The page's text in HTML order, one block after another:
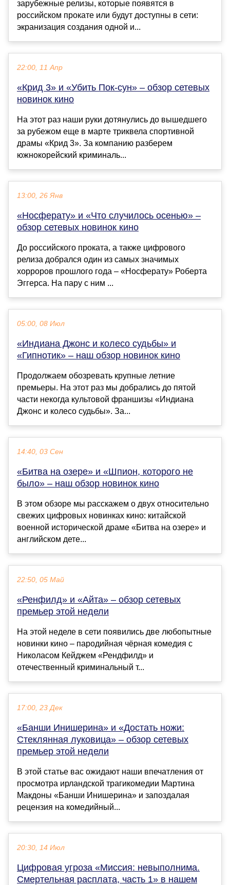
зарубежные релизы, которые появятся в
российском прокате или будут доступны в сети:
экранизация создания одной и...
22:00, 11 Апр
«Крид 3» и «Убить Пок-сун» – обзор сетевых
новинок кино
На этот раз наши руки дотянулись до вышедшего
за рубежом еще в марте триквела спортивной
драмы «Крид 3». За компанию разберем
южнокорейский криминаль...
13:00, 26 Янв
«Носферату» и «Что случилось осенью» –
обзор сетевых новинок кино
До российского проката, а также цифрового
релиза добрался один из самых значимых
хорроров прошлого года – «Носферату» Роберта
Эггерса. На пару с ним ...
05:00, 08 Июл
«Индиана Джонс и колесо судьбы» и
«Гипнотик» – наш обзор новинок кино
Продолжаем обозревать крупные летние
премьеры. На этот раз мы добрались до пятой
части некогда культовой франшизы «Индиана
Джонс и колесо судьбы». За...
14:40, 03 Сен
«Битва на озере» и «Шпион, которого не
было» – наш обзор новинок кино
В этом обзоре мы расскажем о двух относительно
свежих цифровых новинках кино: китайской
военной исторической драме «Битва на озере» и
английском дете...
22:50, 05 Май
«Ренфилд» и «Айта» – обзор сетевых
премьер этой недели
На этой неделе в сети появились две любопытные
новинки кино – пародийная чёрная комедия с
Николасом Кейджем «Рендфилд» и
отечественный криминальный т...
17:00, 23 Дек
«Банши Инишерина» и «Достать ножи:
Стеклянная луковица» – обзор сетевых
премьер этой недели
В этой статье вас ожидают наши впечатления от
просмотра ирландской трагикомедии Мартина
Макдоны «Банши Инишерина» и запоздалая
рецензия на комедийный...
20:30, 14 Июл
Цифровая угроза «Миссия: невыполнима.
Смертельная расплата, часть 1» в нашем